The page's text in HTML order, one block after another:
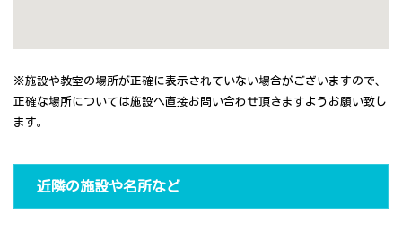
※施設や教室の場所が正確に表示されていない場合がございますので、
正確な場所については施設へ直接お問い合わせ頂きますようお願い致し
ます。
近隣の施設や名所など